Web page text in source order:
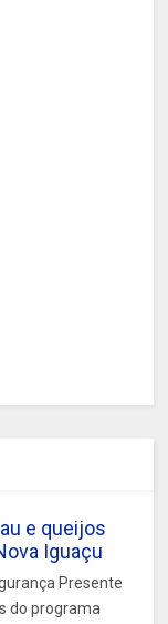
e queijos
Iguaçu
Presente
do programa